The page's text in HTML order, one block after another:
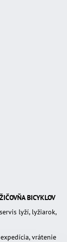
BICYKLOV
lyží, lyžiarok,
vrátenie